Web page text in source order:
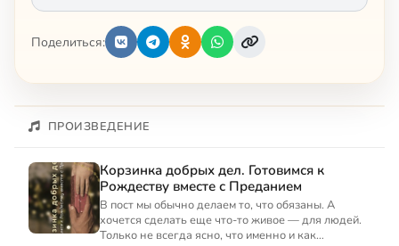
Поделиться:
ПРОИЗВЕДЕНИЕ
Корзинка добрых дел. Готовимся к
Рождеству вместе с Преданием
В пост мы обычно делаем то, что обязаны. А
хочется сделать еще что-то живое — для людей.
Только не всегда ясно, что именно и как